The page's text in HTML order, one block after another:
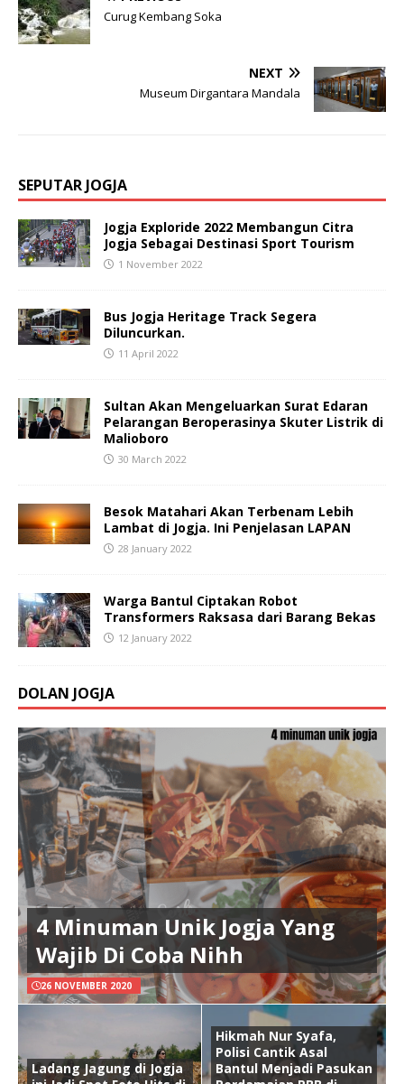
Curug Kembang Soka
NEXT
Museum Dirgantara Mandala
SEPUTAR JOGJA
Jogja Exploride 2022 Membangun Citra
Jogja Sebagai Destinasi Sport Tourism
1 November 2022
Bus Jogja Heritage Track Segera
Diluncurkan.
11 April 2022
Sultan Akan Mengeluarkan Surat Edaran
Pelarangan Beroperasinya Skuter Listrik di
Malioboro
30 March 2022
Besok Matahari Akan Terbenam Lebih
Lambat di Jogja. Ini Penjelasan LAPAN
28 January 2022
Warga Bantul Ciptakan Robot
Transformers Raksasa dari Barang Bekas
12 January 2022
DOLAN JOGJA
4 Minuman Unik Jogja Yang
Wajib Di Coba Nihh
26 NOVEMBER 2020
Ladang Jagung di Jogja
Hikmah Nur Syafa,
Polisi Cantik Asal
Bantul Menjadi Pasukan